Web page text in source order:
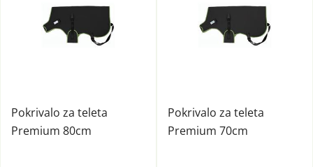
Pokrivalo za teleta
Premium 80cm
Pokrivalo za teleta
Premium 70cm